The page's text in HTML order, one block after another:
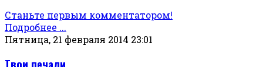
Станьте первым комментатором!
Подробнее ...
Пятница, 21 февраля 2014 23:01